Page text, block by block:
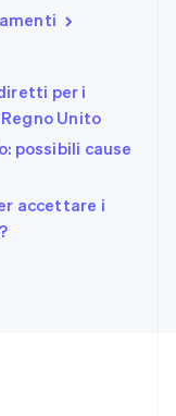
per i
Unito
possibili cause
accettare i